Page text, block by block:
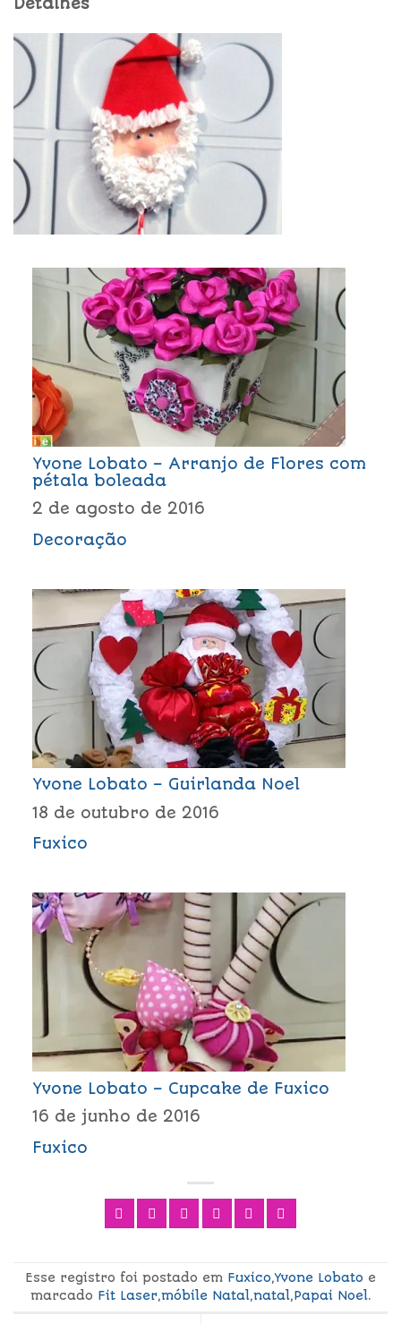
Yvone Lobato – Arranjo de Flores com
pétala boleada
2 de agosto de 2016
Decoração
Yvone Lobato – Guirlanda Noel
18 de outubro de 2016
Fuxico
Yvone Lobato – Cupcake de Fuxico
16 de junho de 2016
Fuxico
Esse registro foi postado em Fuxico,Yvone Lobato e
marcado Fit Laser,móbile Natal,natal,Papai Noel.